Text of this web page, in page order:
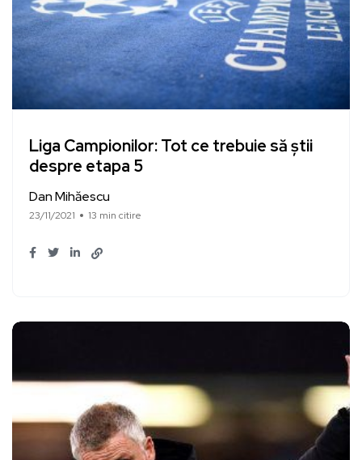
Liga Campionilor: Tot ce trebuie să știi
despre etapa 5
Dan Mihăescu
23/11/2021 13 min citire